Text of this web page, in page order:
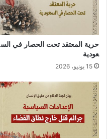
حرية المعتقد تحت الحصار في الس
عودية
15 يونيو، 2026